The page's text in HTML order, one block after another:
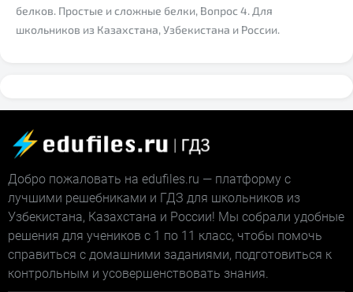
белков. Простые и сложные белки, Вопрос 4. Для
школьников из Казахстана, Узбекистана и России.
Добро пожаловать на edufiles.ru — платформу с
лучшими решебниками и ГДЗ для школьников из
Узбекистана, Казахстана и России! Мы собрали удобные
решения для учеников с 1 по 11 класс, чтобы помочь
справиться с домашними заданиями, подготовиться к
контрольным и усовершенствовать знания.